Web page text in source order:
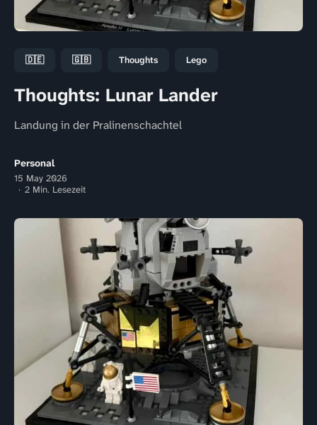
🇩🇪 🇬🇧 Thoughts Lego
Thoughts: Lunar Lander
Landung in der Pralinenschachtel
Personal
15 May 2026
2 Min. Lesezeit